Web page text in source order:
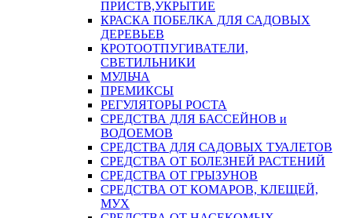
ПРИСТВ,УКРЫТИЕ
КРАСКА ПОБЕЛКА ДЛЯ САДОВЫХ
ДЕРЕВЬЕВ
КРОТООТПУГИВАТЕЛИ,
СВЕТИЛЬНИКИ
МУЛЬЧА
ПРЕМИКСЫ
РЕГУЛЯТОРЫ РОСТА
СРЕДСТВА ДЛЯ БАССЕЙНОВ и
ВОДОЕМОВ
СРЕДСТВА ДЛЯ САДОВЫХ ТУАЛЕТОВ
СРЕДСТВА ОТ БОЛЕЗНЕЙ РАСТЕНИЙ
СРЕДСТВА ОТ ГРЫЗУНОВ
СРЕДСТВА ОТ КОМАРОВ, КЛЕЩЕЙ,
МУХ